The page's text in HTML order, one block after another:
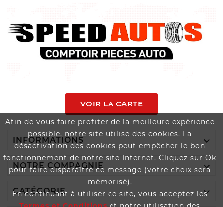
Afin de vous faire profiter de la meilleure expérience
possible, notre site utilise des cookies. La
désactivation des cookies peut empêcher le bon
fonctionnement de notre site Internet. Cliquez sur Ok
pour faire disparaître ce message (votre choix sera
mémorisé).
En continuant à utiliser ce site, vous acceptez les
VOIR LA CARTE
INFORMATIONS 
NOTRE COMPAGNIE 
CATÉGORIE 